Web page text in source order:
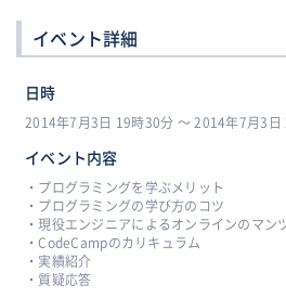
イベント詳細
日時
2014年7月3日 19時30分 〜 2014年7月3日
イベント内容
・プログラミングを学ぶメリット
・プログラミングの学び方のコツ
・現役エンジニアによるオンラインのマン
・CodeCampのカリキュラム
・実績紹介
・質疑応答